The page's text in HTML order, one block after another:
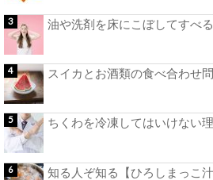
油や洗剤を床にこぼしてすべ
スイカとお酒類の食べ合わせ
ちくわを冷凍してはいけない
知る人ぞ知る【ひろしまっこ汁